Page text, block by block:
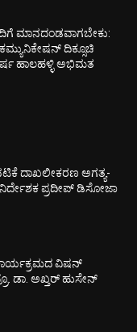
ಮಾನದಂಡವಾಗಬೇಕು:
ದಿಕ್ಸೂಚಿ
ಹಾಲಹಳ್ಳಿ ಅಭಿಮತ
ದಾಖಲೀಕರಣ ಅಗತ್ಯ-
ಪ್ರದೀಪ್ ಡಿಸೋಜಾ
ವಿಷನ್
ಡಾ. ಅಖ್ತರ್ ಹುಸೇನ್